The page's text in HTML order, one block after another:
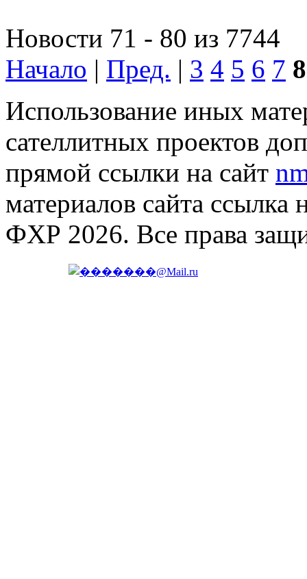
Новости 71 - 80 из 7744
Начало | Пред. | 3 4 5 6 7 8
Использование иных
сателлитных проектов
прямой ссылки на сайт
материалов сайта ссылка
ФХР 2026. Все права